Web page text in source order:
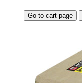
Go to cart page